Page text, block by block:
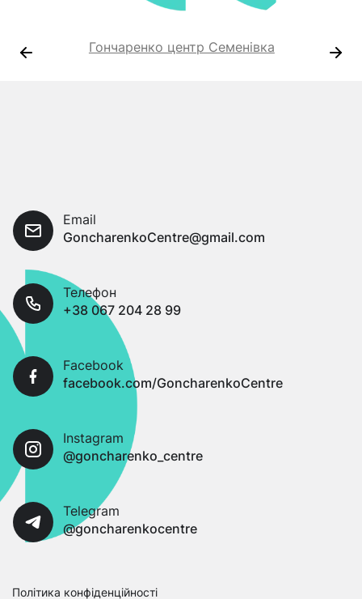
Гончаренко центр Семенівка
Email
GoncharenkoCentre@gmail.com
Телефон
+38 067 204 28 99
Facebook
facebook.com/GoncharenkoCentre
Instagram
@goncharenko_centre
Telegram
@goncharenkocentre
Політика конфіденційності